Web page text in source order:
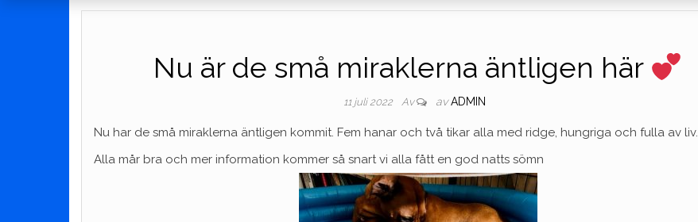
Nu är de små miraklerna äntligen här
11 juli 2022 Av av ADMIN
Nu har de små miraklerna äntligen kommit. Fem hanar och två tikar alla med ridge, hungriga och fulla av liv.
Alla mår bra och mer information kommer så snart vi alla fått en god natts sömn